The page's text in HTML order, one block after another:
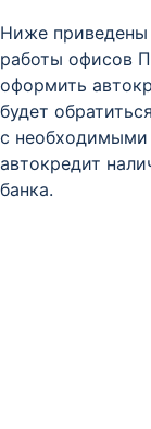
Ниже приведены
работы офисов
оформить
будет
с необходимыми
автокредит
банка.